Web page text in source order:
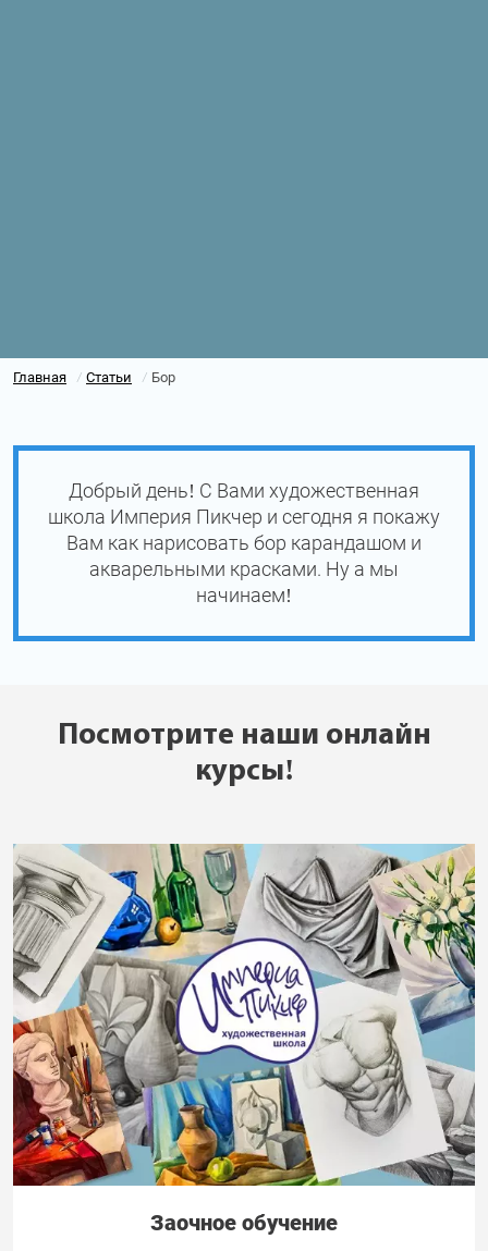
Главная / Статьи / Бор
Добрый день! С Вами художественная
школа Империя Пикчер и сегодня я покажу
Вам как нарисовать бор карандашом и
акварельными красками. Ну а мы
начинаем!
Посмотрите наши онлайн
курсы!
Заочное обучение